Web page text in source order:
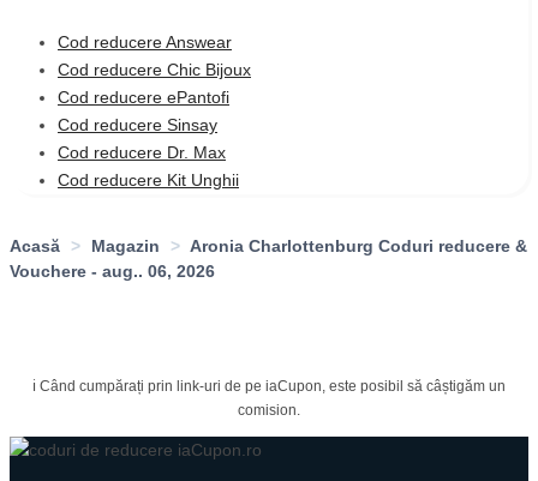
Cod reducere Answear
Cod reducere Chic Bijoux
Cod reducere ePantofi
Cod reducere Sinsay
Cod reducere Dr. Max
Cod reducere Kit Unghii
Acasă > Magazin > Aronia Charlottenburg Coduri reducere &
Vouchere - aug.. 06, 2026
ℹ️ Când cumpărați prin link-uri de pe iaCupon, este posibil să câștigăm un
comision.